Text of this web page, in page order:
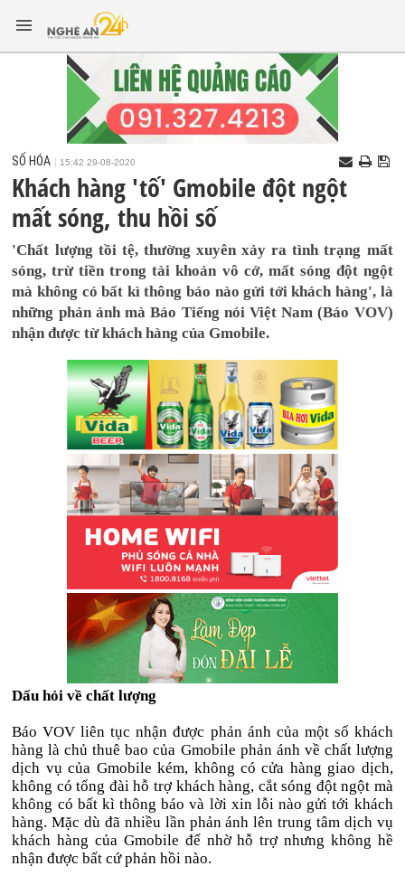
SỐ HÓA 15:42 29-08-2020
Khách hàng 'tố' Gmobile đột ngột
mất sóng, thu hồi số
'Chất lượng tồi tệ, thường xuyên xảy ra tình trạng mất
sóng, trừ tiền trong tài khoản vô cớ, mất sóng đột ngột
mà không có bất kì thông báo nào gửi tới khách hàng', là
những phản ánh mà Báo Tiếng nói Việt Nam (Báo VOV)
nhận được từ khách hàng của Gmobile.
Dấu hỏi về chất lượng
Báo VOV liên tục nhận được phản ánh của một số khách
hàng là chủ thuê bao của Gmobile phản ánh về chất lượng
dịch vụ của Gmobile kém, không có cửa hàng giao dịch,
không có tổng đài hỗ trợ khách hàng, cắt sóng đột ngột mà
không có bất kì thông báo và lời xin lỗi nào gửi tới khách
hàng. Mặc dù đã nhiều lần phản ánh lên trung tâm dịch vụ
khách hàng của Gmobile để nhờ hỗ trợ nhưng không hề
nhận được bất cứ phản hồi nào.